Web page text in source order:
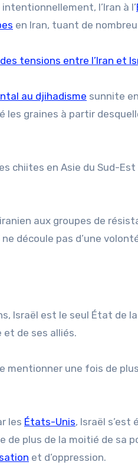
l’Iran à l’
en Iran, tuant de
tensions entre l’Iran et
au djihadisme sunnite
graines à partir
chiites en Asie du Sud-
aux groupes de
découle pas d’une
Israël est le seul État de
et de ses alliés.
mentionner une fois de
les États-Unis, Israël s’est
plus de la moitié de sa
et d’oppression.